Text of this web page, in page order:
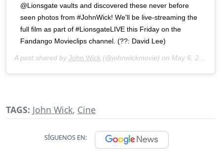
@Lionsgate vaults and discovered these never before
seen photos from #JohnWick! We'll be live-streaming the
full film as part of #LionsgateLIVE this Friday on the
Fandango Movieclips channel. (??: David Lee)
A post shared by John Wick (@johnwickmovie) on May 6, 2020 at 10:03am PDT
TAGS: John Wick, Cine
SÍGUENOS EN: